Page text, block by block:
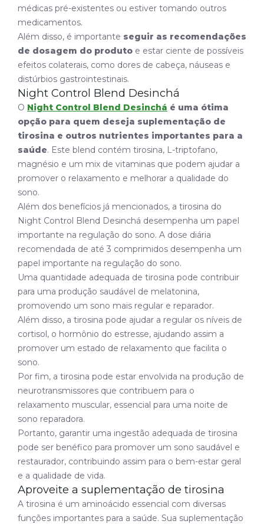
médicas pré-existentes ou estiver tomando outros
medicamentos.
Além disso, é importante seguir as recomendações
de dosagem do produto e estar ciente de possíveis
efeitos colaterais, como dores de cabeça, náuseas e
distúrbios gastrointestinais.
Night Control Blend Desinchá
O Night Control Blend Desinchá é uma ótima
opção para quem deseja suplementação de
tirosina e outros nutrientes importantes para a
saúde. Este blend contém tirosina, L-triptofano,
magnésio e um mix de vitaminas que podem ajudar a
promover o relaxamento e melhorar a qualidade do
sono.
Além dos benefícios já mencionados, a tirosina do
Night Control Blend Desinchá desempenha um papel
importante na regulação do sono. A dose diária
recomendada de até 3 comprimidos desempenha um
papel importante na regulação do sono.
Uma quantidade adequada de tirosina pode contribuir
para uma produção saudável de melatonina,
promovendo um sono mais regular e reparador.
Além disso, a tirosina pode ajudar a regular os níveis de
cortisol, o hormônio do estresse, ajudando assim a
promover um estado de relaxamento que facilita o
sono.
Por fim, a tirosina pode estar envolvida na produção de
neurotransmissores que contribuem para o
relaxamento muscular, essencial para uma noite de
sono reparadora.
Portanto, garantir uma ingestão adequada de tirosina
pode ser benéfico para promover um sono saudável e
restaurador, contribuindo assim para o bem-estar geral
e a qualidade de vida.
Aproveite a suplementação de tirosina
A tirosina é um aminoácido essencial com diversas
funções importantes para a saúde. Sua suplementação